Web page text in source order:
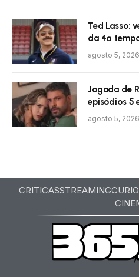
Ted Lasso:
da 4ª
agosto 5, 2026
Jogada de
episódios 5
agosto 5, 2026
CRITICASSTREAMING